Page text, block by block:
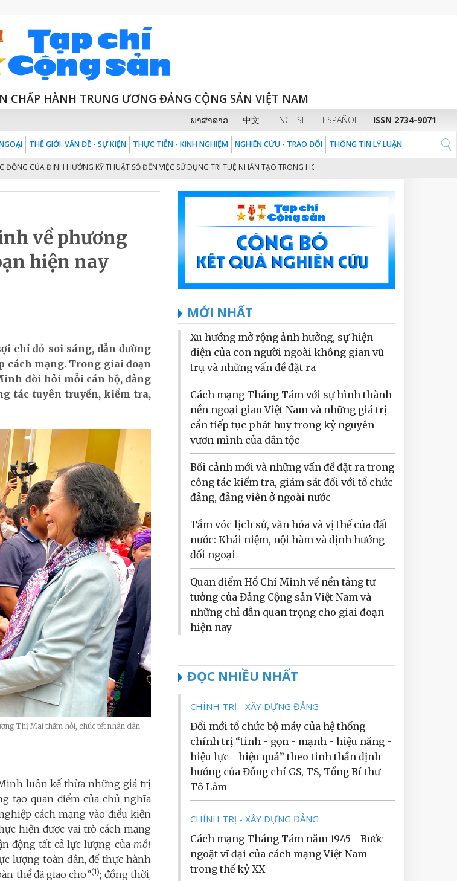
CHẤP HÀNH TRUNG ƯƠNG ĐẢNG CỘNG SẢN VIỆT NAM
ພາສາລາວ 中文 ENGLISH ESPAÑOL ISSN 2734-9071
THẾ GIỚI: VẤN ĐỀ - SỰ KIỆN THỰC TIỄN - KINH NGHIỆM NGHIÊN CỨU - TRAO ĐỔI THÔNG TIN LÝ LUẬN
CỦA ĐỊNH HƯỚNG KỸ THUẬT SỐ ĐẾN VIỆC SỬ DỤNG TRÍ TUỆ NHÂN TẠO TRONG HOẠT ĐỘNG QUẢN TRỊ NGUỒN NHÂN LỰC CỦA
về phương
hiện nay
chỉ đỏ soi sáng, dẫn đường
cách mạng. Trong giai đoạn
đòi hỏi mỗi cán bộ, đảng
tác tuyên truyền, kiểm tra,
Thị Mai thăm hỏi, chúc tết nhân dân
luôn kế thừa những giá trị
tạo quan điểm của chủ nghĩa
cách mạng vào điều kiện
hiện được vai trò cách mạng
động tất cả lực lượng của mỗi
lượng toàn dân, để thực hành
thể đã giao cho”(1); đồng thời,
MỚI NHẤT
Xu hướng mở rộng ảnh hưởng, sự hiện
diện của con người ngoài không gian vũ
trụ và những vấn đề đặt ra
Cách mạng Tháng Tám với sự hình thành
nền ngoại giao Việt Nam và những giá trị
cần tiếp tục phát huy trong kỷ nguyên
vươn mình của dân tộc
Bối cảnh mới và những vấn đề đặt ra trong
công tác kiểm tra, giám sát đối với tổ chức
đảng, đảng viên ở ngoài nước
Tầm vóc lịch sử, văn hóa và vị thế của đất
nước: Khái niệm, nội hàm và định hướng
đối ngoại
Quan điểm Hồ Chí Minh về nền tảng tư
tưởng của Đảng Cộng sản Việt Nam và
những chỉ dẫn quan trọng cho giai đoạn
hiện nay
ĐỌC NHIỀU NHẤT
CHÍNH TRỊ - XÂY DỰNG ĐẢNG
Đổi mới tổ chức bộ máy của hệ thống
chính trị “tinh - gọn - mạnh - hiệu năng -
hiệu lực - hiệu quả” theo tinh thần định
hướng của Đồng chí GS, TS, Tổng Bí thư
Tô Lâm
CHÍNH TRỊ - XÂY DỰNG ĐẢNG
Cách mạng Tháng Tám năm 1945 - Bước
ngoặt vĩ đại của cách mạng Việt Nam
trong thế kỷ XX